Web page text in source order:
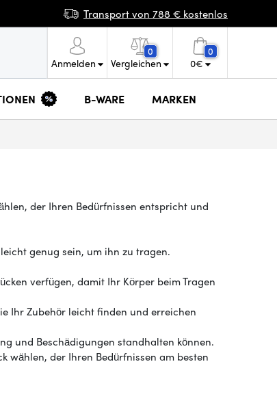
Transport von 788 € kostenlos
Anmelden
0
Vergleichen
0
0€
B-WARE MARKEN
der Ihren Bedürfnissen entspricht und
genug sein, um ihn zu tragen.
verfügen, damit Ihr Körper beim Tragen
Ihr Zubehör leicht finden und erreichen
und Beschädigungen standhalten können.
wählen, der Ihren Bedürfnissen am besten